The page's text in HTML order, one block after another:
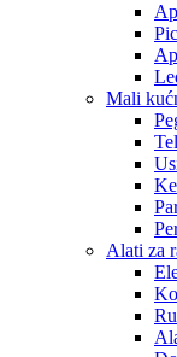
Mali
Alati za